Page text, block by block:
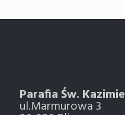
Parafia Św.
ul.Marmurowa 3